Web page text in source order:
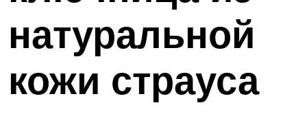
натуральной
кожи страуса